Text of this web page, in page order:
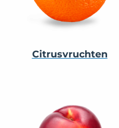
Citrusvruchten